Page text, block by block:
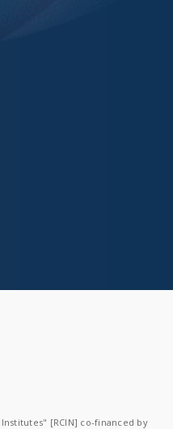
[RCIN] co-financed by